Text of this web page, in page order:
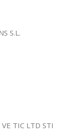
S.L.
TIC LTD STI